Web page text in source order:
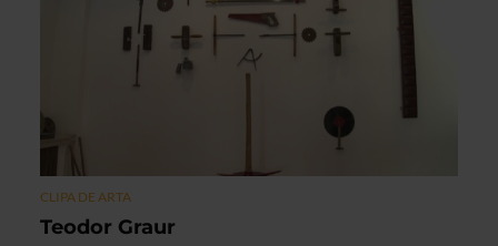
CLIPA DE ARTA
Teodor Graur